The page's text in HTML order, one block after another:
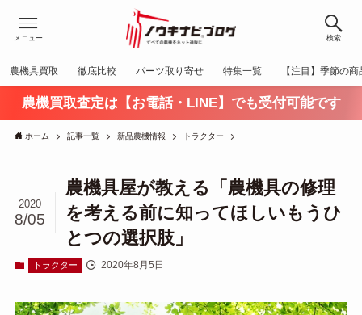
検索
メニュー
農機具買取 徹底比較 パーツ取り寄せ 特集一覧 【注目】季節の商
農機買取査定は【お電話・LINE】でも受付可能です
ホーム 記事一覧 新品農機情報 トラクター
農機具屋が教える「農機具の修理
を考える前に知ってほしいもうひ
とつの選択肢」
2020
8/05
トラクター 2020年8月5日